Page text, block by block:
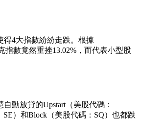
得4大指數紛紛走跌。根據
指數竟然重挫13.02%，而代表小型股
動放貸的Upstart（美股代碼：
）和Block（美股代碼：SQ）也都跌